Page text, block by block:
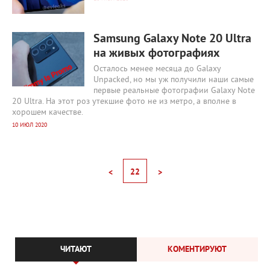
Samsung Galaxy Note 20 Ultra
на живых фотографиях
Осталось менее месяца до Galaxy
Unpacked, но мы уж получили наши самые
первые реальные фотографии Galaxy Note
20 Ultra. На этот роз утекшие фото не из метро, а вполне в
хорошем качестве.
10 ИЮЛ 2020
< 22 >
ЧИТАЮТ КОМЕНТИРУЮТ